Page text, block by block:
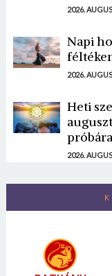
2026.
Napi
2026.
Heti
2026.